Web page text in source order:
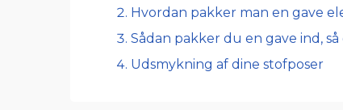
Hvordan pakker man en gave
Sådan pakker du en gave ind,
Udsmykning af dine stofposer